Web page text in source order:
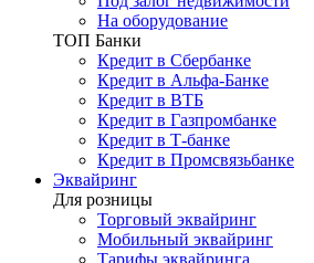
На оборудование
ТОП Банки
Кредит в Сбербанке
Кредит в Альфа-Банке
Кредит в ВТБ
Кредит в Газпромбанке
Кредит в Т-банке
Кредит в Промсвязьбанке
Эквайринг
Для розницы
Торговый эквайринг
Мобильный эквайринг
Тарифы эквайринга